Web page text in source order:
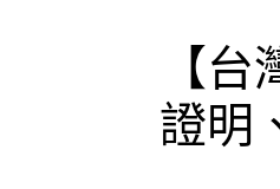
【
證明